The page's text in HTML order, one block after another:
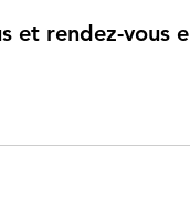
et rendez-vous